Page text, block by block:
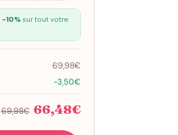
-10%sur tout votre
69,98€
-3,50€
69,98€ 66,48€